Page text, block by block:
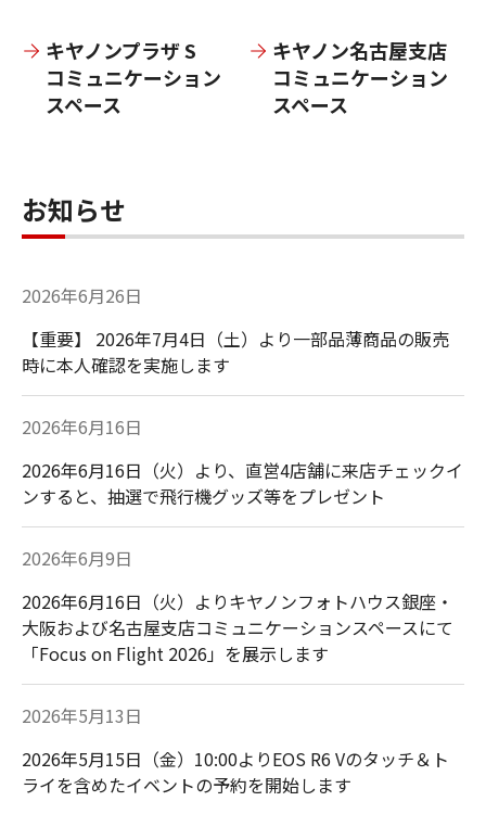
キヤノンプラザ S
コミュニケーション
スペース
キヤノン名古屋支店
コミュニケーション
スペース
お知らせ
2026年6月26日
【重要】 2026年7月4日（土）より一部品薄商品の販売
時に本人確認を実施します
2026年6月16日
2026年6月16日（火）より、直営4店舗に来店チェックイ
ンすると、抽選で飛行機グッズ等をプレゼント
2026年6月9日
2026年6月16日（火）よりキヤノンフォトハウス銀座・
大阪および名古屋支店コミュニケーションスペースにて
「Focus on Flight 2026」を展示します
2026年5月13日
2026年5月15日（金）10:00よりEOS R6 Vのタッチ＆ト
ライを含めたイベントの予約を開始します